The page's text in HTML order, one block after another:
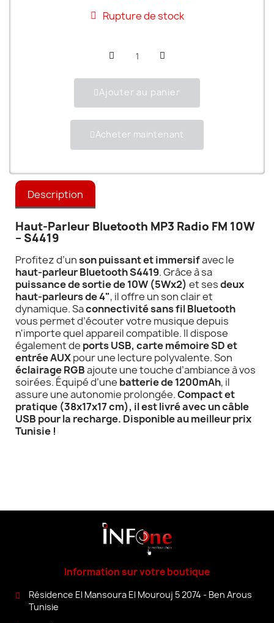
Rupture de stock
Ajouter au panier
Acheter maintenant
Description
Haut-Parleur Bluetooth MP3 Radio FM 10W
– S4419
Profitez d’unson puissant et immersifavec le
haut-parleur Bluetooth S4419. Grâce à sa
puissance de sortie de 10W (5Wx2) et sesdeux
haut-parleurs de 4", il offre un son clair et
dynamique. Saconnectivité sans fil Bluetooth
vous permet d’écouter votre musique depuis
n'importe quel appareil compatible. Il dispose
également de ports USB, carte mémoire SD et
entrée AUXpour une lecture polyvalente. Son
éclairage RGBajoute une touche d’ambiance à vos
soirées. Équipé d’une batterie de 1200mAh, il
assure une autonomie prolongée.Compact et
pratique (38x17x17 cm), il est livré avec un câble
USB pour la recharge. Disponible au meilleur prix
Tunisie !
Information sur votre boutique
Résidence El Mansoura El Mourouj 5 2074 - Ben Arous
Tunisie